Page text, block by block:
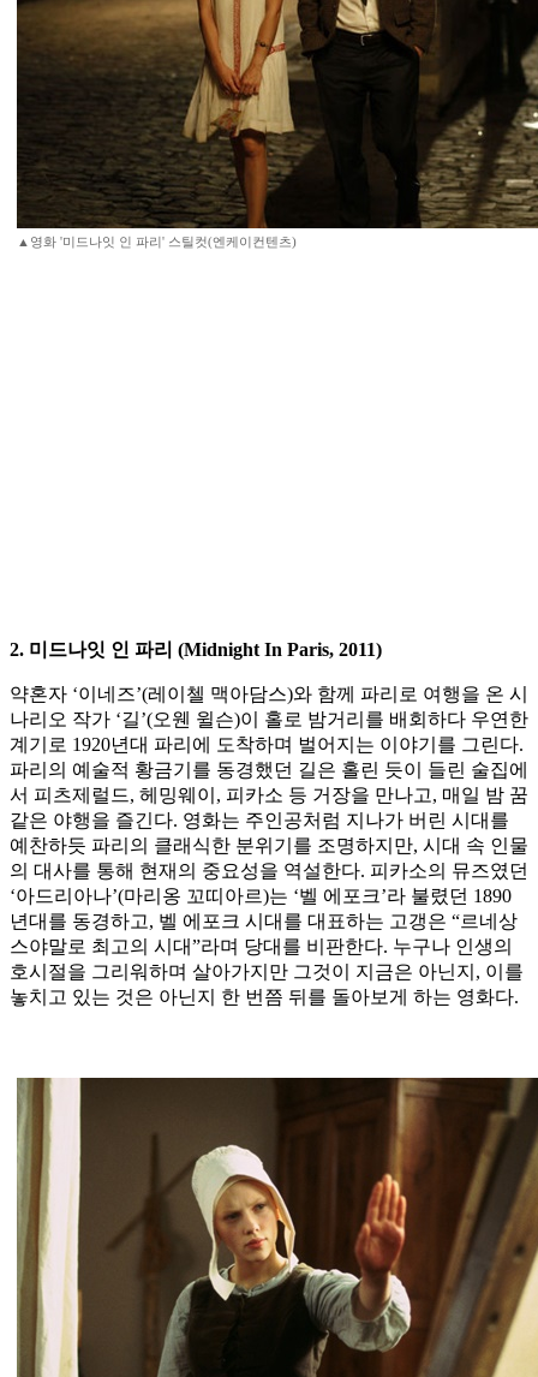
▲영화 '미드나잇 인 파리' 스틸컷(엔케이컨텐츠)
2. 미드나잇 인 파리 (Midnight In Paris, 2011)
약혼자 ‘이네즈’(레이첼 맥아담스)와 함께 파리로 여행을 온 시
나리오 작가 ‘길’(오웬 윌슨)이 홀로 밤거리를 배회하다 우연한
계기로 1920년대 파리에 도착하며 벌어지는 이야기를 그린다.
파리의 예술적 황금기를 동경했던 길은 홀린 듯이 들린 술집에
서 피츠제럴드, 헤밍웨이, 피카소 등 거장을 만나고, 매일 밤 꿈
같은 야행을 즐긴다. 영화는 주인공처럼 지나가 버린 시대를
예찬하듯 파리의 클래식한 분위기를 조명하지만, 시대 속 인물
의 대사를 통해 현재의 중요성을 역설한다. 피카소의 뮤즈였던
‘아드리아나’(마리옹 꼬띠아르)는 ‘벨 에포크’라 불렸던 1890
년대를 동경하고, 벨 에포크 시대를 대표하는 고갱은 “르네상
스야말로 최고의 시대”라며 당대를 비판한다. 누구나 인생의
호시절을 그리워하며 살아가지만 그것이 지금은 아닌지, 이를
놓치고 있는 것은 아닌지 한 번쯤 뒤를 돌아보게 하는 영화다.